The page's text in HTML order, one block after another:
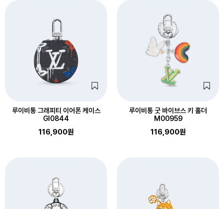
루이비통 그래피티 이어폰 케이스
GI0844
116,900원
루이비통 굿 바이브스 키 홀더
M00959
116,900원